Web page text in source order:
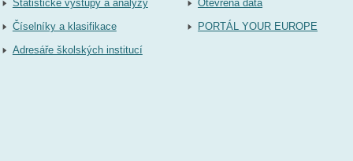
Statistické výstupy a analýzy
Číselníky a klasifikace
Adresáře školských institucí
Otevřená data
PORTÁL YOUR EUROPE